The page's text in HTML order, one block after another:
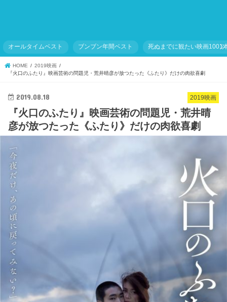
オールタイムベスト ブンブン年間ベスト 死ぬまでに観たい映画1001
HOME
2019映画
『火口のふたり』映画芸術の問題児・荒井晴彦が放つたった《ふたり》だけの肉欲喜劇
2019映画
2019.08.18
『火口のふたり』映画芸術の問題児・荒井晴
彦が放つたった《ふたり》だけの肉欲喜劇